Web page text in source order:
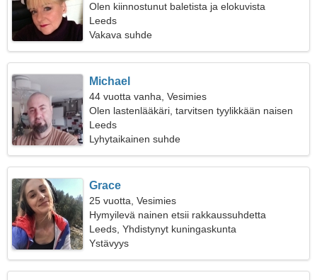
Olen kiinnostunut baletista ja elokuvista
Leeds
Vakava suhde
Michael
44 vuotta vanha, Vesimies
Olen lastenlääkäri, tarvitsen tyylikkään naisen
Leeds
Lyhytaikainen suhde
Grace
25 vuotta, Vesimies
Hymyilevä nainen etsii rakkaussuhdetta
Leeds, Yhdistynyt kuningaskunta
Ystävyys